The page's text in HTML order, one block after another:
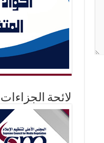
لائحة الجزاءات